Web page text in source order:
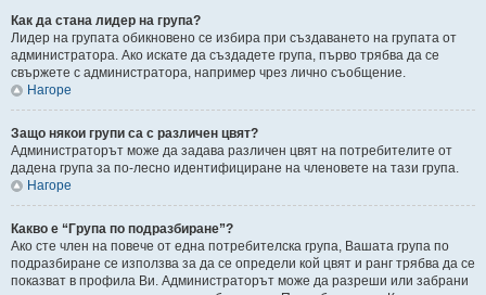
Как да стана лидер на група?
Лидер на групата обикновено се избира при създаването на групата от
администратора. Ако искате да създадете група, първо трябва да се
свържете с администратора, например чрез лично съобщение.
Нагоре
Защо някои групи са с различен цвят?
Администраторът може да задава различен цвят на потребителите от
дадена група за по-лесно идентифициране на членовете на тази група.
Нагоре
Какво е “Група по подразбиране”?
Ако сте член на повече от една потребителска група, Вашата група по
подразбиране се използва за да се определи кой цвят и ранг трябва да се
показват в профила Ви. Администраторът може да разреши или забрани